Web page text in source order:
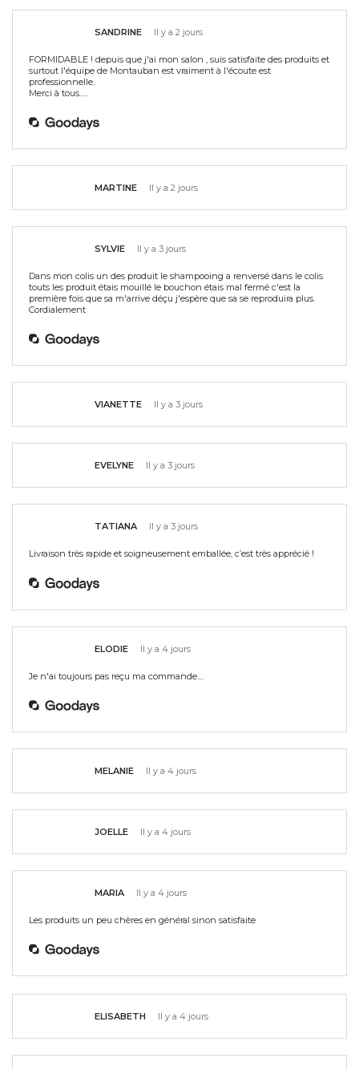
SANDRINE Il y a 2 jours
FORMIDABLE ! depuis que j'ai mon salon , suis satisfaite des produits et
surtout l'équipe de Montauban est vraiment à l'écoute est
professionnelle.
Merci à tous.....
MARTINE Il y a 2 jours
SYLVIE Il y a 3 jours
Dans mon colis un des produit le shampooing a renversé dans le colis
touts les produit étais mouillé le bouchon étais mal fermé c'est la
première fois que sa m'arrive déçu j'espère que sa se reproduira plus.
Cordialement
VIANETTE Il y a 3 jours
EVELYNE Il y a 3 jours
TATIANA Il y a 3 jours
Livraison très rapide et soigneusement emballée, c’est très apprécié !
ELODIE Il y a 4 jours
Je n'ai toujours pas reçu ma commande....
MELANIE Il y a 4 jours
JOELLE Il y a 4 jours
MARIA Il y a 4 jours
Les produits un peu chères en général sinon satisfaite
ELISABETH Il y a 4 jours